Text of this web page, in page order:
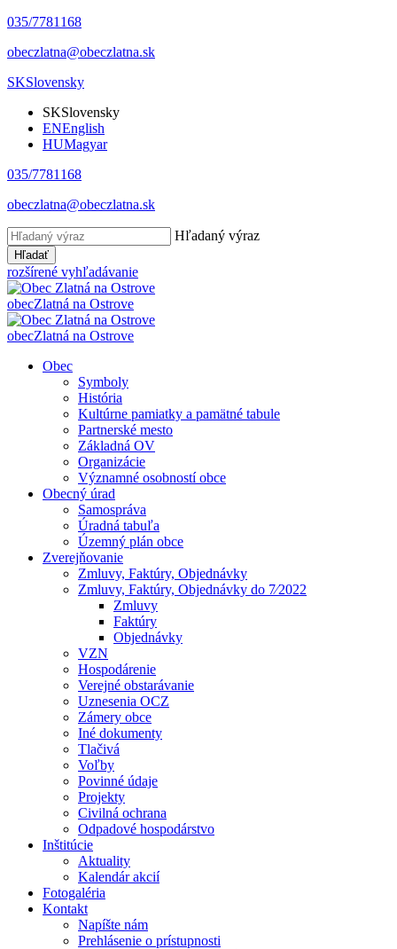
035/7781168
obeczlatna@obeczlatna.sk
SKSlovensky
SKSlovensky
ENEnglish
HUMagyar
035/7781168
obeczlatna@obeczlatna.sk
Hľadaný výraz
Hľadať
rozšírené vyhľadávanie
obecZlatná na Ostrove
obecZlatná na Ostrove
Obec
Symboly
História
Kultúrne pamiatky a pamätné tabule
Partnerské mesto
Základná OV
Organizácie
Významné osobností obce
Obecný úrad
Samospráva
Úradná tabuľa
Územný plán obce
Zverejňovanie
Zmluvy, Faktúry, Objednávky
Zmluvy, Faktúry, Objednávky do 7⁄2022
Zmluvy
Faktúry
Objednávky
VZN
Hospodárenie
Verejné obstarávanie
Uznesenia OCZ
Zámery obce
Iné dokumenty
Tlačivá
Voľby
Povinné údaje
Projekty
Civilná ochrana
Odpadové hospodárstvo
Inštitúcie
Aktuality
Kalendár akcií
Fotogaléria
Kontakt
Napíšte nám
Prehlásenie o prístupnosti